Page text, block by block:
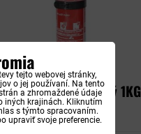
prístroj práškový 1KG
s vešiakom
tejto webovej stránky,
o jej používaní. Na tento
a zhromaždené údaje
iných krajinách. Kliknutím
s týmto spracovaním.
upraviť svoje preferencie.